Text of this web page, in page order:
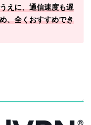
えに、通信速度も遅
、全くおすすめでき